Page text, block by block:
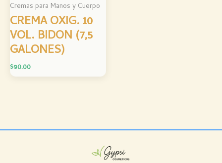
Cremas para Manos y Cuerpo
CREMA OXIG. 10
VOL. BIDON (7,5
GALONES)
$90.00